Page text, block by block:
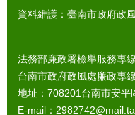
資料維護：臺南市政府政
法務部廉政署檢舉服務專
台南市政府政風處廉政專
地址：708201台南市安平
E-mail：